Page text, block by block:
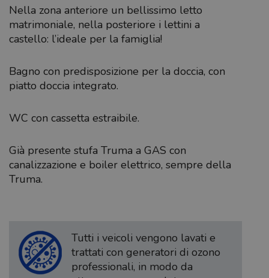
Nella zona anteriore un bellissimo letto
matrimoniale, nella posteriore i lettini a
castello: l’ideale per la famiglia!
Bagno con predisposizione per la doccia, con
piatto doccia integrato.
WC con cassetta estraibile.
Già presente stufa Truma a GAS con
canalizzazione e boiler elettrico, sempre della
Truma.
Tutti i veicoli vengono lavati e
trattati con generatori di ozono
professionali, in modo da